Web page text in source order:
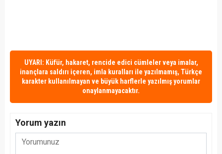
UYARI: Küfür, hakaret, rencide edici cümleler veya imalar,
inançlara saldırı içeren, imla kuralları ile yazılmamış, Türkçe
karakter kullanılmayan ve büyük harflerle yazılmış yorumlar
onaylanmayacaktır.
Yorum yazın